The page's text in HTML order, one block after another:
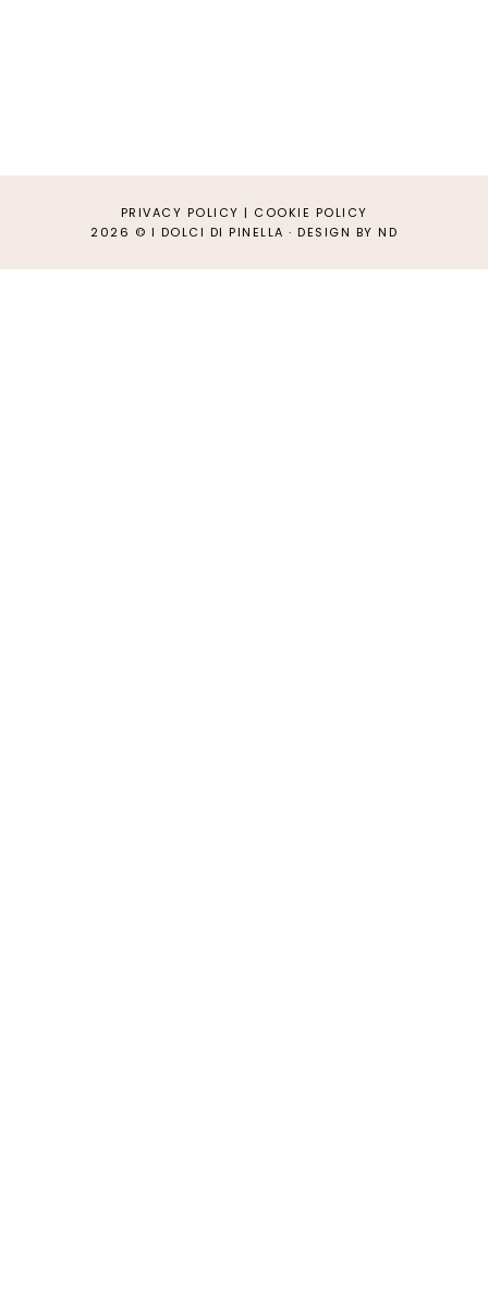
PRIVACY POLICY | COOKIE POLICY
2026 © I DOLCI DI PINELLA · DESIGN BY ND